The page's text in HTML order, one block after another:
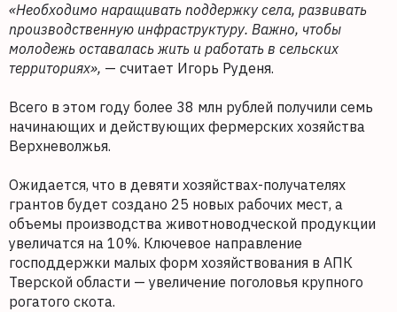
«Необходимо наращивать поддержку села, развивать
производственную инфраструктуру. Важно, чтобы
молодежь оставалась жить и работать в сельских
территориях», — считает Игорь Руденя.
Всего в этом году более 38 млн рублей получили семь
начинающих и действующих фермерских хозяйства
Верхневолжья.
Ожидается, что в девяти хозяйствах-получателях
грантов будет создано 25 новых рабочих мест, а
объемы производства животноводческой продукции
увеличатся на 10%. Ключевое направление
господдержки малых форм хозяйствования в АПК
Тверской области — увеличение поголовья крупного
рогатого скота.